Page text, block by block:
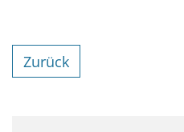
Zurück